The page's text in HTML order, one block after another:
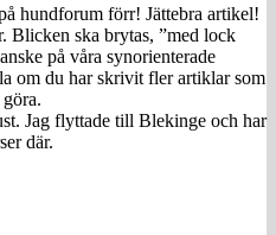
hundforum förr! Jättebra artikel!
Blicken ska brytas, ”med lock
på våra synorienterade
om du har skrivit fler artiklar som
Jag flyttade till Blekinge och har
där.